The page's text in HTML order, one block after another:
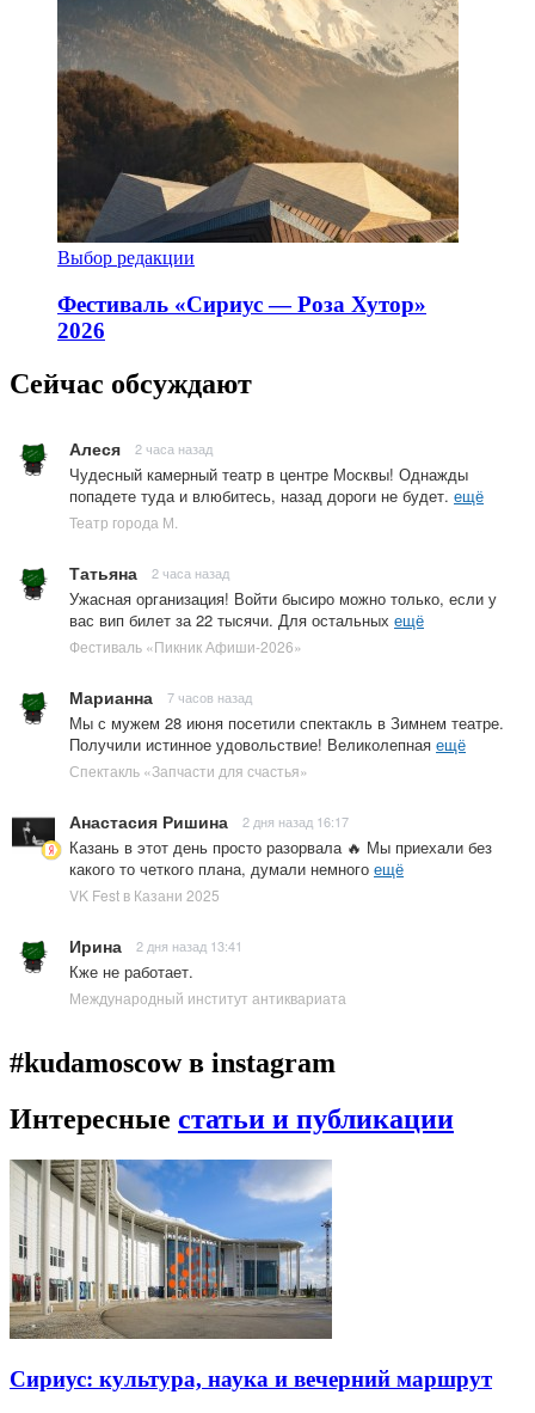
Выбор редакции
Фестиваль «Сириус — Роза Хутор»
2026
Сейчас обсуждают
Алеся 2 часа назад
Чудесный камерный театр в центре Москвы! Однажды
попадете туда и влюбитесь, назад дороги не будет. ещё
Театр города М.
Татьяна 2 часа назад
Ужасная организация! Войти бысиро можно только, если у
вас вип билет за 22 тысячи. Для остальных ещё
Фестиваль «Пикник Афиши-2026»
Марианна 7 часов назад
Мы с мужем 28 июня посетили спектакль в Зимнем театре.
Получили истинное удовольствие! Великолепная ещё
Спектакль «Запчасти для счастья»
Анастасия Ришина 2 дня назад 16:17
Казань в этот день просто разорвала 🔥 Мы приехали без
какого то четкого плана, думали немного ещё
VK Fest в Казани 2025
Ирина 2 дня назад 13:41
Кже не работает.
Международный институт антиквариата
#kudamoscow в instagram
Интересные статьи и публикации
Сириус: культура, наука и вечерний маршрут